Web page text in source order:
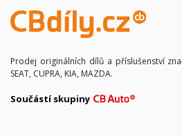
Prodej originálních dílů a příslušenství
SEAT, CUPRA, KIA, MAZDA.
Součástí skupiny